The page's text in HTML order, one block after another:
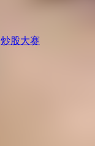
炒股大赛